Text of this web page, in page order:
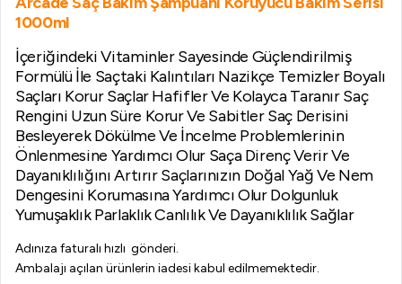
1000ml
İçeriğindeki Vitaminler Sayesinde Güçlendirilmiş
Formülü İle Saçtaki Kalıntıları Nazikçe Temizler Boyalı
Saçları Korur Saçlar Hafifler Ve Kolayca Taranır Saç
Rengini Uzun Süre Korur Ve Sabitler Saç Derisini
Besleyerek Dökülme Ve İncelme Problemlerinin
Önlenmesine Yardımcı Olur Saça Direnç Verir Ve
Dayanıklılığını Artırır Saçlarınızın Doğal Yağ Ve Nem
Dengesini Korumasına Yardımcı Olur Dolgunluk
Yumuşaklık Parlaklık Canlılık Ve Dayanıklılık Sağlar
Adınıza faturalı hızlı gönderi.
Ambalajı açılan ürünlerin iadesi kabul edilmemektedir.